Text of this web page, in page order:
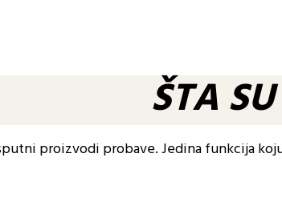
ŠTA
proizvodi probave. Jedina funkcija